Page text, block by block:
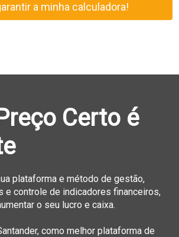
a minha calculadora!
Certo é
plataforma e método de gestão,
e controle de indicadores financeiros,
o seu lucro e caixa.
como melhor plataforma de